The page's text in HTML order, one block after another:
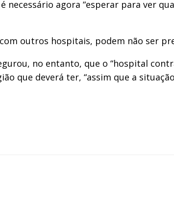
agora “esperar para ver
outros hospitais, podem não ser
no entanto, que o “hospital
que deverá ter, “assim que a